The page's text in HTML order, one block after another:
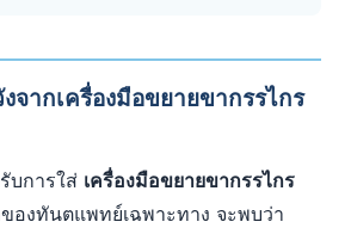
จากเครื่องมือขยายขากรรไกร
บการใส่ เครื่องมือขยายขากรรไกร
องทันตแพทย์เฉพาะทาง จะพบว่า